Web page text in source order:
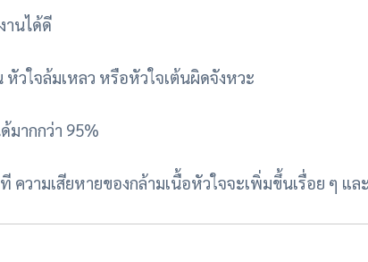
านได้ดี
ใจล้มเหลว หรือหัวใจเต้นผิดจังหวะ
ากกว่า 95%
วามเสียหายของกล้ามเนื้อหัวใจจะเพิ่มขึ้นเรื่อย ๆ แ